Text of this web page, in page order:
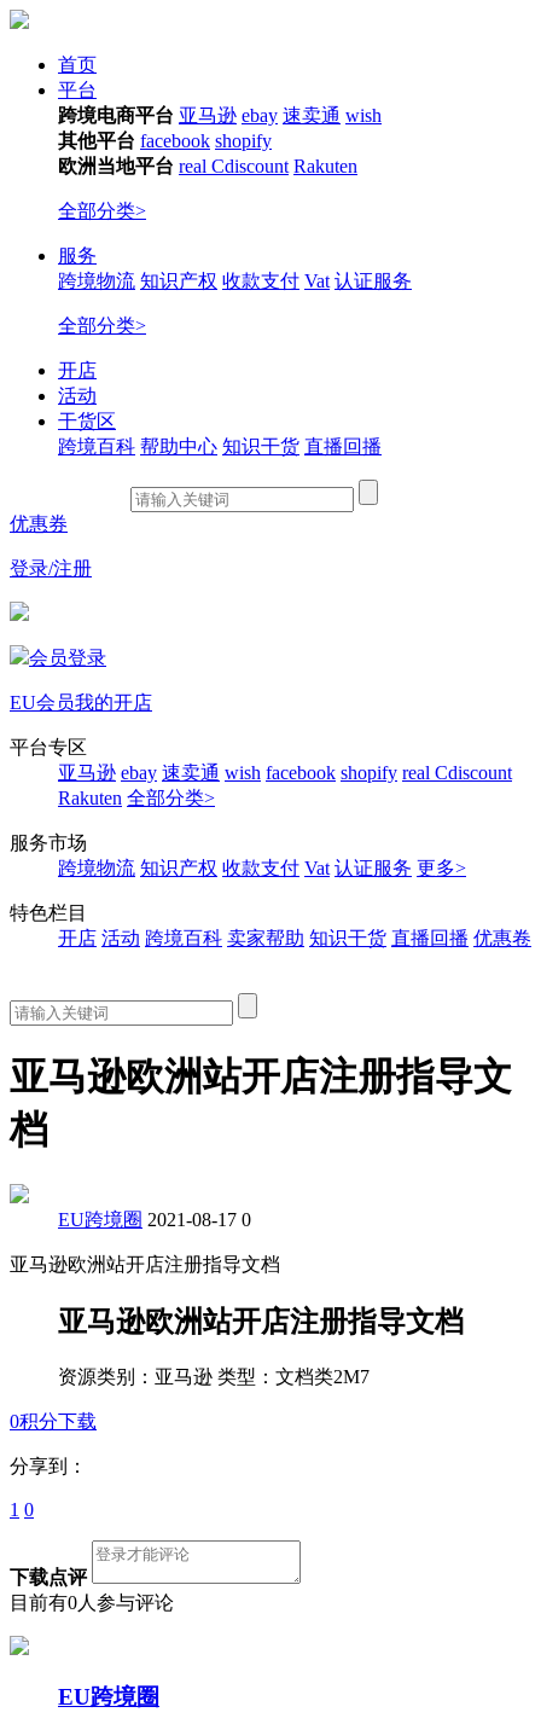
首页
平台
跨境电商平台 亚马逊 ebay 速卖通 wish
其他平台 facebook shopify
欧洲当地平台 real Cdiscount Rakuten
全部分类>
服务
跨境物流 知识产权 收款支付 Vat 认证服务
全部分类>
开店
活动
干货区
跨境百科 帮助中心 知识干货 直播回播
优惠券
登录/注册
会员登录
EU会员我的开店
平台专区
亚马逊 ebay 速卖通 wish facebook shopify real Cdiscount
Rakuten 全部分类>
服务市场
跨境物流 知识产权 收款支付 Vat 认证服务 更多>
特色栏目
开店 活动 跨境百科 卖家帮助 知识干货 直播回播 优惠卷
亚马逊欧洲站开店注册指导文
档
EU跨境圈 2021-08-17 0
亚马逊欧洲站开店注册指导文档
亚马逊欧洲站开店注册指导文档
资源类别：亚马逊 类型：文档类2M7
0积分下载
分享到：
1 0
下载点评
目前有0人参与评论
EU跨境圈